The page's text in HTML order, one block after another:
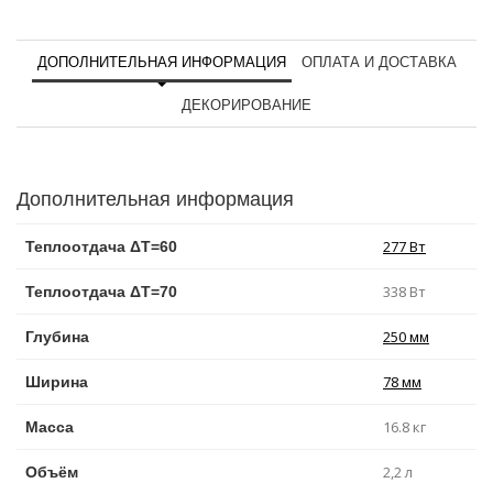
ДОПОЛНИТЕЛЬНАЯ ИНФОРМАЦИЯ ОПЛАТА И ДОСТАВКА
ДЕКОРИРОВАНИЕ
Дополнительная информация
Теплоотдача ΔT=60 277 Вт
Теплоотдача ΔT=70 338 Вт
Глубина 250 мм
Ширина 78 мм
Масса 16.8 кг
Объём 2,2 л